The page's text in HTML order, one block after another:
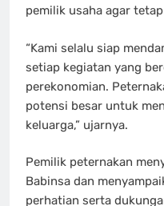
pemilik usaha agar
“Kami selalu siap
setiap kegiatan yang
perekonomian.
potensi besar untuk
keluarga,” ujarnya.
Pemilik peternakan
Babinsa dan
perhatian serta